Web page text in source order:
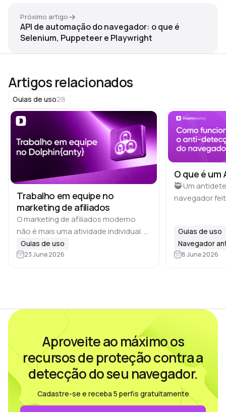
Próximo artigo
API de automação do navegador: o que é
Selenium, Puppeteer e Playwright
Artigos relacionados
Guias de uso28
Trabalho em equipe no
marketing de afiliados
O marketing de afiliados moderno
não é mais uma atividade individual. À
medida que as operações escalam e
o número de perfis aumenta, a
Guias de uso
23 June 2026
O que é
🥷 Um
navegador
perfis
dispositivo,
sites…
Guias de uso
Navegador
8 June 2026
Aproveite ao máximo os
recursos de proteção contra a
detecção do seu navegador.
Cadastre-se e receba 5 perfis gratuitamente